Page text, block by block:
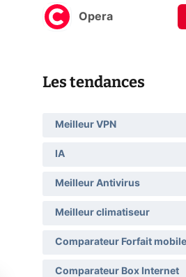
Opera
Les tendances
Meilleur VPN
IA
Meilleur Antivirus
Meilleur climatiseur
Comparateur Forfait mobile
Comparateur Box Internet